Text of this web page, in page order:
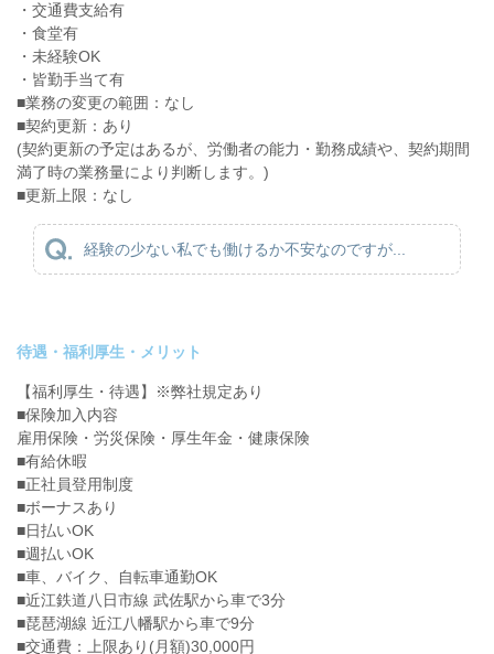
・交通費支給有
・食堂有
・未経験OK
・皆勤手当て有
■業務の変更の範囲：なし
■契約更新：あり
(契約更新の予定はあるが、労働者の能力・勤務成績や、契約期間
満了時の業務量により判断します。)
■更新上限：なし
経験の少ない私でも働けるか不安なのですが...
待遇・福利厚生・メリット
【福利厚生・待遇】※弊社規定あり
■保険加入内容
雇用保険・労災保険・厚生年金・健康保険
■有給休暇
■正社員登用制度
■ボーナスあり
■日払いOK
■週払いOK
■車、バイク、自転車通勤OK
■近江鉄道八日市線 武佐駅から車で3分
■琵琶湖線 近江八幡駅から車で9分
■交通費：上限あり(月額)30,000円